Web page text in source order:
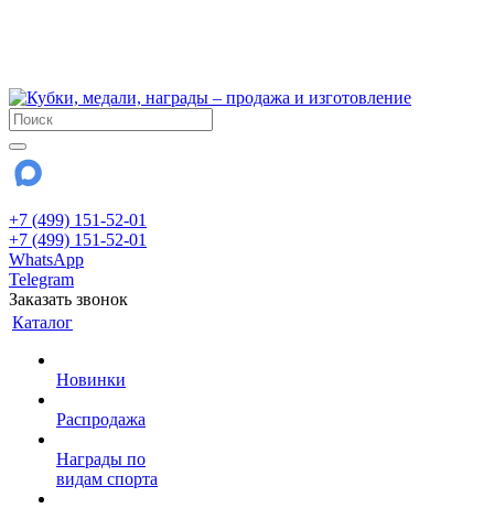
+7 (499) 151-52-01
+7 (499) 151-52-01
WhatsApp
Telegram
Заказать звонок
Каталог
Новинки
Распродажа
Награды по
видам спорта